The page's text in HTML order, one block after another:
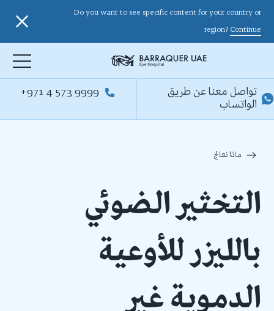
Do you want to see specific content for your country or
region? Continue
تواصل معنا عن طريق
الواتساب
+971 4 573 9999
ماذا نعالج
التخثير الضوئي
بالليزر للأوعية
الدموية غير